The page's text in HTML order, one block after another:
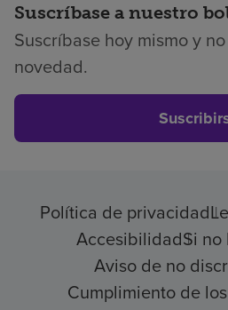
Suscríbase a nuestro
Suscríbase hoy mismo y
novedad.
Política de privacidad
AccesibilidadSi
Aviso de no
Cumplimiento de